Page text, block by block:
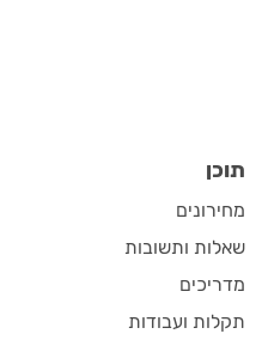
תוכן
מחירונים
שאלות ותשובות
מדריכים
תקלות ועבודות